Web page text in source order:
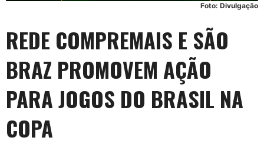
Foto: Divulgação
REDE COMPREMAIS E SÃO
BRAZ PROMOVEM AÇÃO
PARA JOGOS DO BRASIL NA
COPA